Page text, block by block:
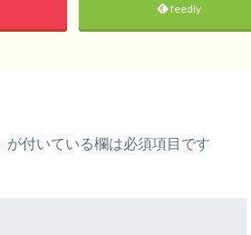
feedly
が付いている欄は必須項目です